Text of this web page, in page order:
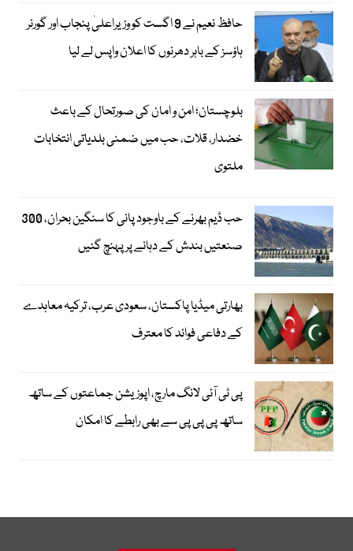
حافظ نعیم نے 9 اگست کو وزیراعلیٰ پنجاب اور گورنر
ہاؤسز کے باہر دھرنوں کا اعلان واپس لے لیا
بلوچستان؛ امن و امان کی صورتحال کے باعث
خضدار، قلات، حب میں ضمنی بلدیاتی انتخابات
ملتوی
حب ڈیم بھرنے کے باوجود پانی کا سنگین بحران، 300
صنعتیں بندش کے دہانے پر پہنچ گئیں
بھارتی میڈیا پاکستان، سعودی عرب، ترکیہ معاہدے
کے دفاعی فوائد کا معترف
پی ٹی آئی لانگ مارچ، اپوزیشن جماعتوں کے ساتھ
ساتھ پی پی پی سے بھی رابطے کا امکان